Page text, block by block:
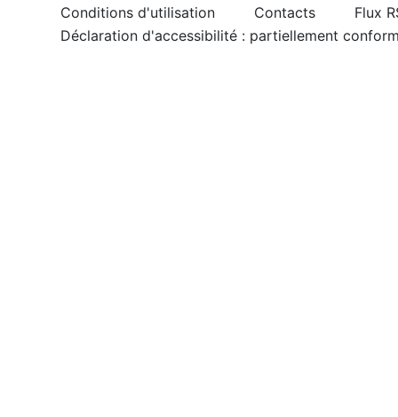
Conditions d'utilisation Contacts
Flux
Déclaration d'accessibilité : partiellement